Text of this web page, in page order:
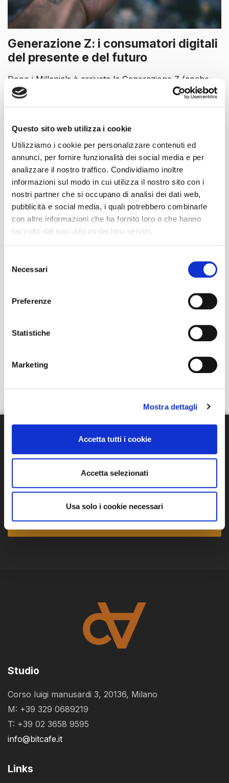
Questo sito web utilizza i cookie
Utilizziamo i cookie per personalizzare contenuti ed
annunci, per fornire funzionalità dei social media e per
analizzare il nostro traffico. Condividiamo inoltre
informazioni sul modo in cui utilizza il nostro sito con i
nostri partner che si occupano di analisi dei dati web,
pubblicità e social media, i quali potrebbero combinarle
con altre informazioni che ha fornito loro o che hanno
raccolto dal suo utilizzo dei loro servizi.
delNecessari
Preferenze
Statistiche
Marketing
Mostra dettagli
Accetta tutti i cookie
Accetta selezionati
Usa solo i cookie necessari
Generazione Z: i consumatori digitali
del presente e del futuro
Dopo i Millenials è arrivata la Generazione Z (anche
conosciuti come Gen Z, iGen, Post-Millennial,
attualmente il 32% della popolazione mondiale.La sua
forza però non sta nei numeri, ma nel fortissimo
legame con il mondo digitale: è l’unica generazione
cresciuta con […]
READ MORE
Ultimi post
Brand image: giornate mondiali si o no?
azione
Clickbait
Let's take a coffe
offriamo noi!
CONTATTACI
Studio
Corso luigi manusardi 3, 20136, Milano
M: +39 329 0689219
T: +39 02 3658 9595
info@bitcafe.it
Links